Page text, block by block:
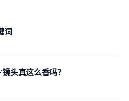
词
头真这么香吗？